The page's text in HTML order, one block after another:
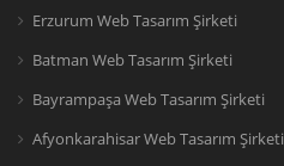
Erzurum Web Tasarım Şirketi
Batman Web Tasarım Şirketi
Bayrampaşa Web Tasarım Şirketi
Afyonkarahisar Web Tasarım Şirketi